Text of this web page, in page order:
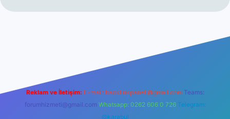
Reklam ve İletişim: E-mail: backlinkpaneli@gmail.com Teams:
forumhizmeti@gmail.com Whatsapp: 0262 606 0 726 Telegram:
@karabul